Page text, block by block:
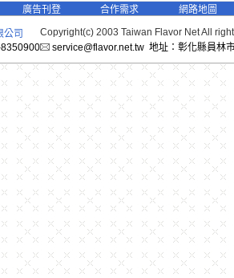
廣告刊登 合作需求 網路地圖
公司
Copyright(c) 2003 Taiwan Flavor Net All
service@flavor.net.tw 地址：彰化縣員林